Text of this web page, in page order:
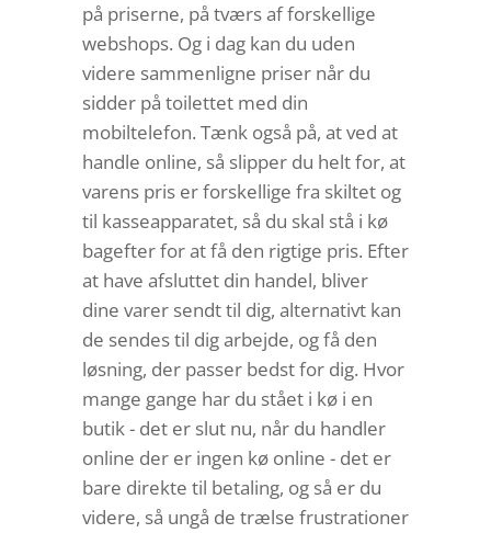
på priserne, på tværs af forskellige
webshops. Og i dag kan du uden
videre sammenligne priser når du
sidder på toilettet med din
mobiltelefon. Tænk også på, at ved at
handle online, så slipper du helt for, at
varens pris er forskellige fra skiltet og
til kasseapparatet, så du skal stå i kø
bagefter for at få den rigtige pris. Efter
at have afsluttet din handel, bliver
dine varer sendt til dig, alternativt kan
de sendes til dig arbejde, og få den
løsning, der passer bedst for dig. Hvor
mange gange har du stået i kø i en
butik - det er slut nu, når du handler
online der er ingen kø online - det er
bare direkte til betaling, og så er du
videre, så ungå de trælse frustrationer